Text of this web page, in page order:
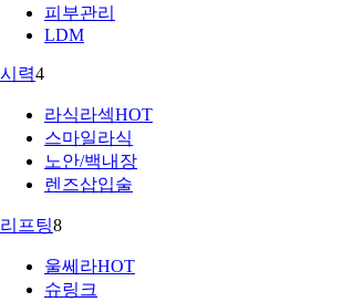
피부관리
LDM
시력4
라식라섹HOT
스마일라식
노안/백내장
렌즈삽입술
리프팅8
울쎄라HOT
슈링크